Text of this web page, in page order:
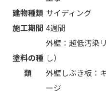
建物種類 サイディング
施工期間 4週間
塗料の種
類
外壁：超低汚染
し）
外壁しぶき板：
ージ